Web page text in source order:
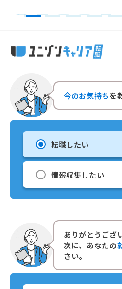
今のお気持ちを
転職したい
情報収集したい
ありがとうござ
次に、あなたの
さい。